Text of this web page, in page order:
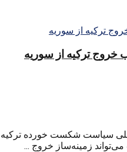
خروج ترکیه از سوریه
سیاست شکست خورده ترکیه
زمینه‌ساز خروج ...